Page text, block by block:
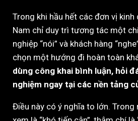
Trong khi hầu hết các đơn vị
Nam chỉ duy trì tương tác một
nghiệp “nói” và khách hàng
chọn một hướng đi hoàn toàn
dùng công khai bình luận, hỏi
nghiệm ngay tại các nền tảng
Điều này có ý nghĩa to lớn.